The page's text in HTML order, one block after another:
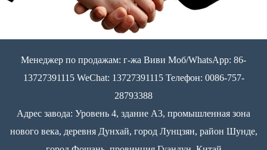
Менеджер по продажам: г-жа Виви Моб/WhatsApp: 86-
13727391115 WeChat: 13727391115 Телефон: 0086-757-
28793388
Адрес завода: Уровень 4, здание A3, промышленная зона
нового века, деревня Дунхай, город Лунцзян, район Шунде,